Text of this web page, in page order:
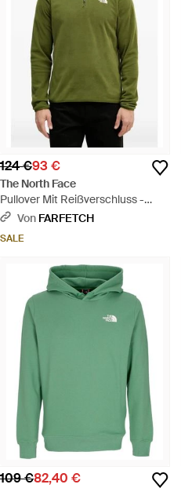
124 €93 €
The North Face
Pullover Mit Reißverschluss -
GrünVon FARFETCH
SALE
109 €82,40 €